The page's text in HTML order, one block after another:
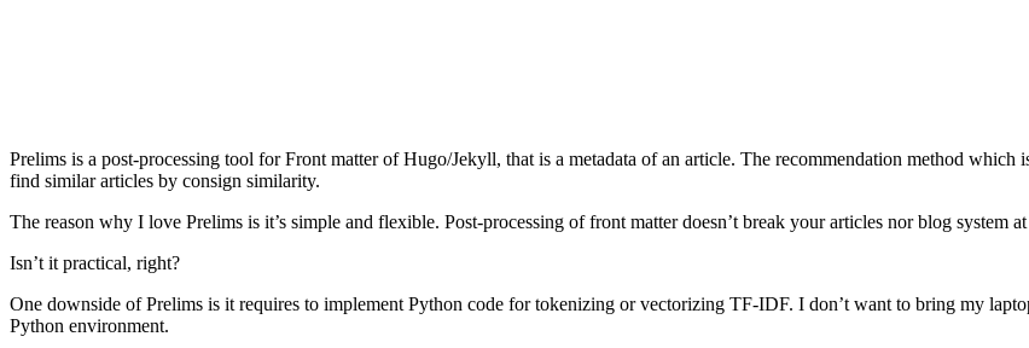
Treasure Dataに入りました&Plazma tech talkで話しました
親も読みたい子供とネットの向き合い方を考える二冊
機械学習工学研究会キックオフシンポジウムに登壇しました
新しいPyPIでMarkdownのドキュメントを使う
Google Homeはスマートプラグと「部屋」でグルーピングすると便利
2017年を振り返って
Prelims is a post-processing tool for Front matter of Hugo/Jekyll, that is a metadata of an article. The recommendation method
find similar articles by consign similarity.
The reason why I love Prelims is it’s simple and flexible. Post-processing of front matter doesn’t break your articles nor blog system
Isn’t it practical, right?
One downside of Prelims is it requires to implement Python code for tokenizing or vectorizing TF-IDF. I don’t want to bring my
Python environment.